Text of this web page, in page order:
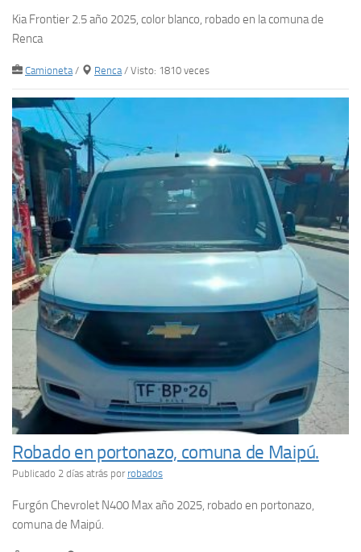
Kia Frontier 2.5 año 2025, color blanco, robado en la comuna de
Renca
Camioneta/ Renca/ Visto: 1810 veces
Robado en portonazo, comuna de Maipú.
Publicado 2 días atrás por robados
Furgón Chevrolet N400 Max año 2025, robado en portonazo,
comuna de Maipú.